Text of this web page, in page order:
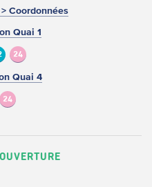
Coordonnées
Quai 1
24
Quai 4
24